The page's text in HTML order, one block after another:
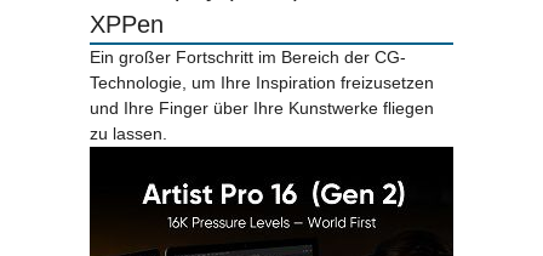
XPPen
Ein großer Fortschritt im Bereich der CG-
Technologie, um Ihre Inspiration freizusetzen
und Ihre Finger über Ihre Kunstwerke fliegen
zu lassen.